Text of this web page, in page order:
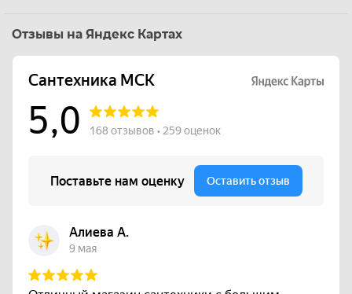
Отзывы на Яндекс Картах